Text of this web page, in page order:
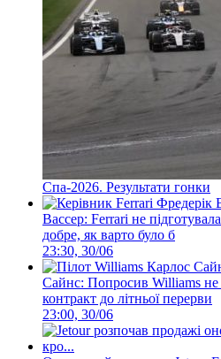
Спа-2026. Результати гонки
Вассер: Ferrari не
добре, як варто було б
23:30, 30/06
Сайнс: Попросив Williams
контракт до літньої перерви
23:00, 30/06